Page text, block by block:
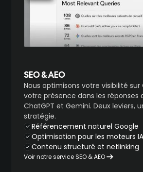
SEO & AEO
Nous optimisons votre visibilité sur
votre présence dans les réponses
ChatGPT et Gemini. Deux leviers,
stratégie.
Référencement naturel Google
Optimisation pour les moteurs IA
Contenu structuré et netlinking
Voir notre service SEO & AEO